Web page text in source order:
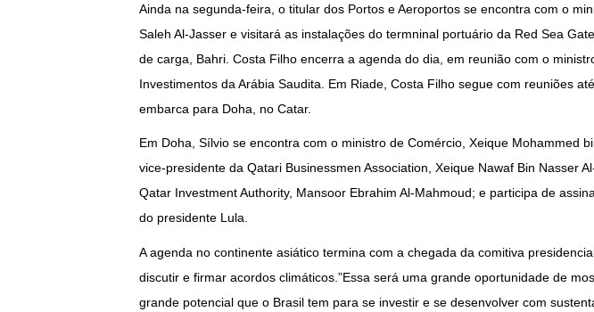
Ainda na segunda-feira, o titular dos Portos e Aeroportos se encontra com o
Saleh Al-Jasser e visitará as instalações do termninal portuário da Red Sea
de carga, Bahri. Costa Filho encerra a agenda do dia, em reunião com o
Investimentos da Arábia Saudita. Em Riade, Costa Filho segue com reuniões
embarca para Doha, no Catar.
Em Doha, Sílvio se encontra com o ministro de Comércio, Xeique Mohammed
vice-presidente da Qatari Businessmen Association, Xeique Nawaf Bin Nasser
Qatar Investment Authority, Mansoor Ebrahim Al-Mahmoud; e participa de
do presidente Lula.
A agenda no continente asiático termina com a chegada da comitiva
discutir e firmar acordos climáticos.”Essa será uma grande oportunidade de
grande potencial que o Brasil tem para se investir e se desenvolver com